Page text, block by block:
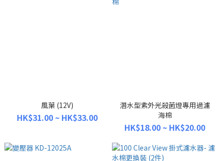
風葉 (12V)
HK$31.00 ~ HK$33.00
潛水型紫外光殺菌燈專用過濾
海棉
HK$18.00 ~ HK$20.00